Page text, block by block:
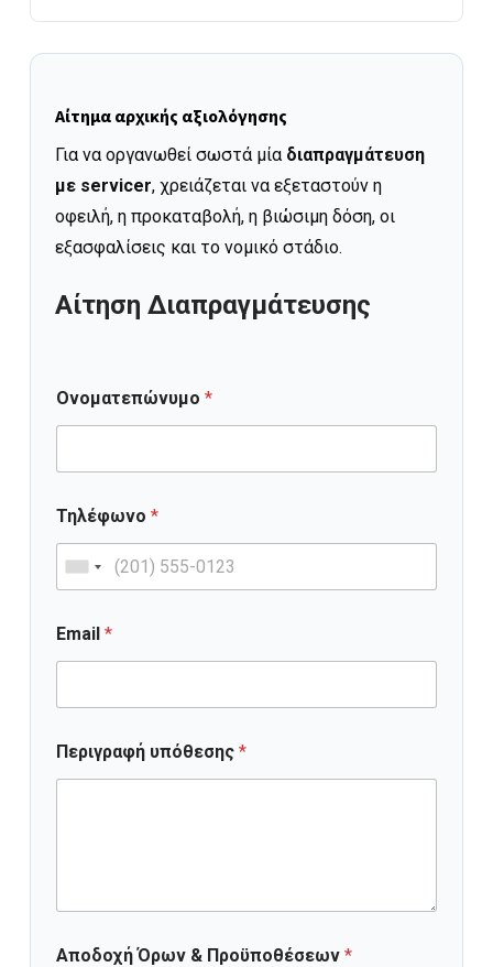
Αίτημα αρχικής αξιολόγησης
Για να οργανωθεί σωστά μία διαπραγμάτευση
με servicer, χρειάζεται να εξεταστούν η
οφειλή, η προκαταβολή, η βιώσιμη δόση, οι
εξασφαλίσεις και το νομικό στάδιο.
Αίτηση Διαπραγμάτευσης
Ονοματεπώνυμο *
Τηλέφωνο *
Email *
Περιγραφή υπόθεσης *
Αποδοχή Όρων & Προϋποθέσεων *